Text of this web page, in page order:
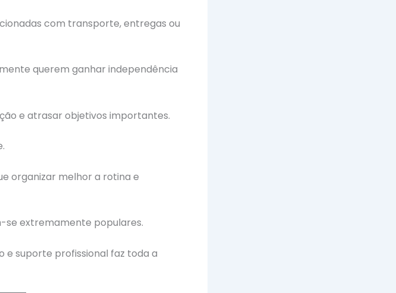
com transporte, entregas ou
querem ganhar independência
e atrasar objetivos importantes.
organizar melhor a rotina e
se extremamente populares.
e suporte profissional faz toda a